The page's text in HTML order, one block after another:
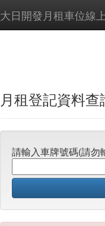
大日開發月租車位線
月租登記資料查
請輸入車牌號碼(請勿